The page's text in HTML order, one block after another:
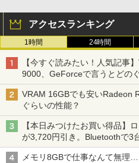
3
ちいかわ
（4）な
特装版 （
4 小学館の
￥25,300
アクセスランキング
1時間 24時間
【今すぐ読みたい！人気記事
9000、GeForceで言うとどの
VRAM 16GBでも安いRadeon
ぐらいの性能？
【本日みつけたお買い得品】
が3,720円引き。Bluetoothで3
メモリ8GBで仕事なんて無理